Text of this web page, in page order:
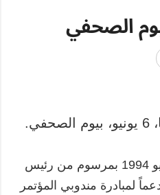
الصحفي
قد أُقرّ هذا اليوم في 25 مايو 1994 بمرسوم من رئيس
لمبادرة مندوبي المؤتمر